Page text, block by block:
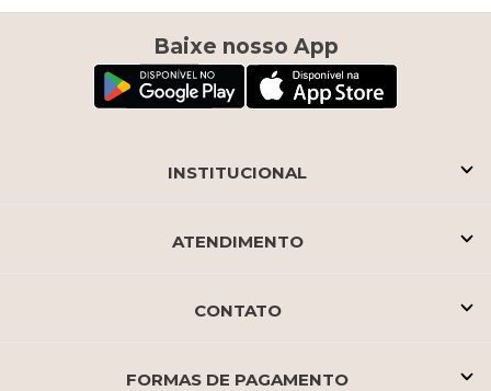
Baixe nosso App
INSTITUCIONAL
ATENDIMENTO
CONTATO
FORMAS DE PAGAMENTO